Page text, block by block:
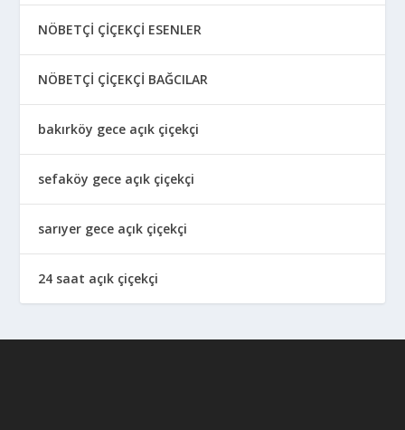
NÖBETÇİ ÇİÇEKÇİ ESENLER
NÖBETÇİ ÇİÇEKÇİ BAĞCILAR
bakırköy gece açık çiçekçi
sefaköy gece açık çiçekçi
sarıyer gece açık çiçekçi
24 saat açık çiçekçi